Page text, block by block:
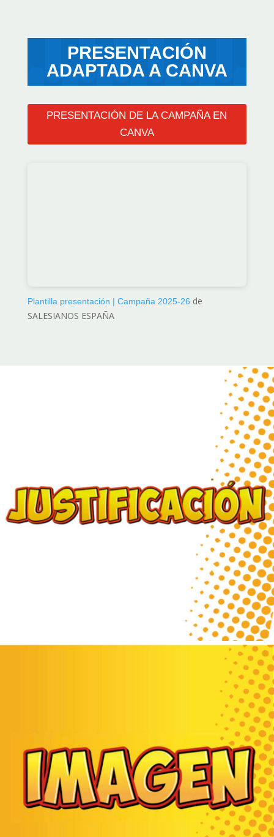
PRESENTACIÓN
ADAPTADA A CANVA
PRESENTACIÓN DE LA CAMPAÑA EN
CANVA
Plantilla presentación | Campaña 2025-26 de
SALESIANOS ESPAÑA